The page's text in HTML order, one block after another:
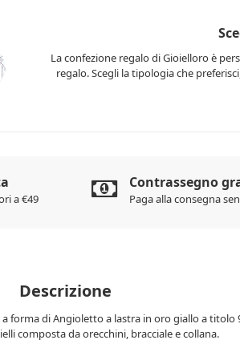
La confezione regalo di Gioielloro è
regalo. Scegli la tipologia che
a €49
Contrassegno
Paga alla consegna
Descrizione
forma di Angioletto a lastra in oro giallo a titolo
composta da orecchini, bracciale e collana.